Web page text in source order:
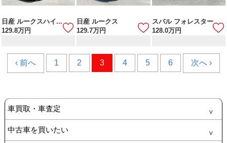
日産 ルークスハイ...
129.8万円
日産 ルークス
129.7万円
スバル フォレスター
128.0万円
‹ 前へ 1 2 3 4 5 6 次へ ›
車買取・車査定
中古車を買いたい